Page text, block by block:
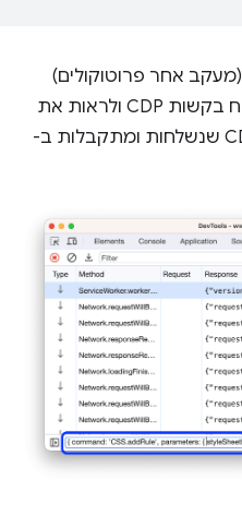
(מעקב אחר פרוטוקולים)
בחלונית הצדדית אפשר לשלוח בקשות CDP ולראות את
כל הבקשות והתשובות של CDP שנשלחות ומתקבלות ב-